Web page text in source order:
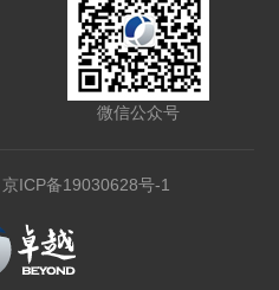
微信公众号
京ICP备19030628号-1